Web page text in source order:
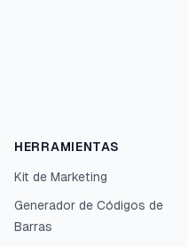
HERRAMIENTAS
Kit de Marketing
Generador de Códigos de
Barras